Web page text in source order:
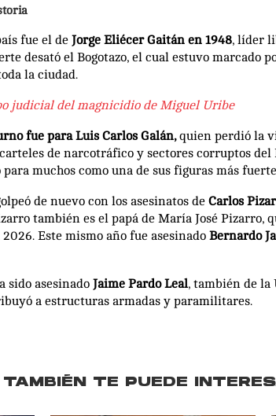
fue el de Jorge Eliécer Gaitán en 1948, líder
desató el Bogotazo, el cual estuvo marcado
la ciudad.
judicial del magnicidio de Miguel Uribe
fue para Luis Carlos Galán,quien perdió la
de narcotráfico y sectores corruptos del
muchos como una de sus figuras más
de nuevo con los asesinatos de Carlos
también es el papá de María José Pizarro,
Este mismo año fue asesinado Bernardo
sido asesinado Jaime Pardo Leal, también de
a estructuras armadas y paramilitares.
TAMBIÉN TE PUEDE